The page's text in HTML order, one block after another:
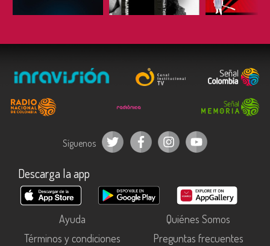
Síguenos
Descarga la app
Ayuda
Quiénes Somos
Términos y condiciones
Preguntas frecuentes